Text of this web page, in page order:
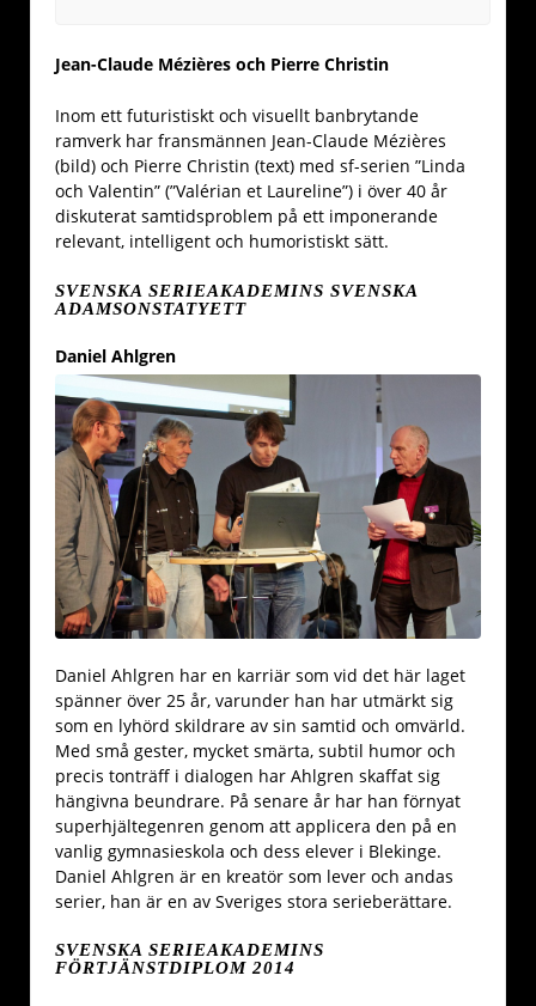
Jean-Claude Mézières och Pierre Christin
Inom ett futuristiskt och visuellt banbrytande
ramverk har fransmännen Jean-Claude Mézières
(bild) och Pierre Christin (text) med sf-serien ”Linda
och Valentin” (”Valérian et Laureline”) i över 40 år
diskuterat samtidsproblem på ett imponerande
relevant, intelligent och humoristiskt sätt.
SVENSKA SERIEAKADEMINS SVENSKA
ADAMSONSTATYETT
Daniel Ahlgren
Daniel Ahlgren har en karriär som vid det här laget
spänner över 25 år, varunder han har utmärkt sig
som en lyhörd skildrare av sin samtid och omvärld.
Med små gester, mycket smärta, subtil humor och
precis tonträff i dialogen har Ahlgren skaffat sig
hängivna beundrare. På senare år har han förnyat
superhjältegenren genom att applicera den på en
vanlig gymnasieskola och dess elever i Blekinge.
Daniel Ahlgren är en kreatör som lever och andas
serier, han är en av Sveriges stora serieberättare.
SVENSKA SERIEAKADEMINS
FÖRTJÄNSTDIPLOM 2014